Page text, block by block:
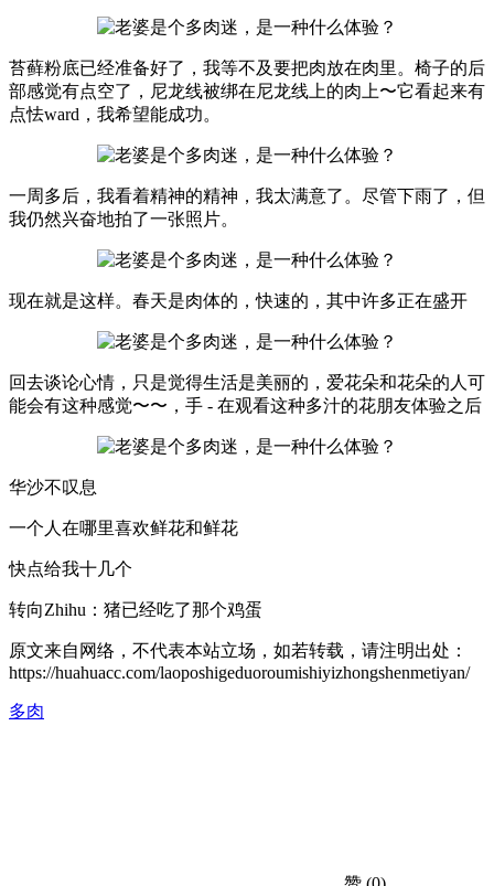
苔藓粉底已经准备好了，我等不及要把肉放在肉里。椅子的后
部感觉有点空了，尼龙线被绑在尼龙线上的肉上〜它看起来有
点怯ward，我希望能成功。
一周多后，我看着精神的精神，我太满意了。尽管下雨了，但
我仍然兴奋地拍了一张照片。
现在就是这样。春天是肉体的，快速的，其中许多正在盛开
回去谈论心情，只是觉得生活是美丽的，爱花朵和花朵的人可
能会有这种感觉〜〜，手 - 在观看这种多汁的花朋友体验之后
华沙不叹息
一个人在哪里喜欢鲜花和鲜花
快点给我十几个
转向Zhihu：猪已经吃了那个鸡蛋
原文来自网络，不代表本站立场，如若转载，请注明出处：
https://huahuacc.com/laoposhigeduoroumishiyizhongshenmetiyan/
多肉